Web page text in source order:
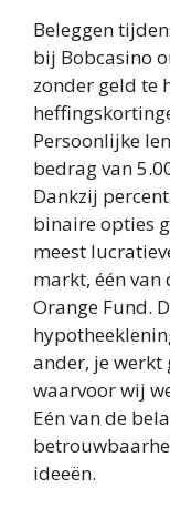
Beleggen
bij Bobcasino
zonder geld te
Persoonlijke
bedrag van
Dankzij
binaire opties
meest
markt, één van
Orange Fund.
ander, je werkt
waarvoor wij
Eén van de
ideeën.